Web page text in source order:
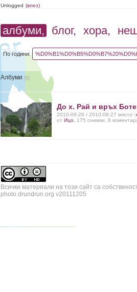
Unlogged (влез)
албуми, блог, хора,
По години:
Албуми(1)
До х. Рай и връх
2010-06-26 / 2010-06-27 място:
отИцо , 175 снимки, 6
Всички материали на този сайт са
photo.drundrun.org v20111205